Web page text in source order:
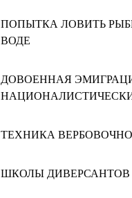
ПОПЫТКА ЛОВИТЬ
ВОДЕ
ДОВОЕННАЯ
ТЕХНИКА
ШКОЛЫ